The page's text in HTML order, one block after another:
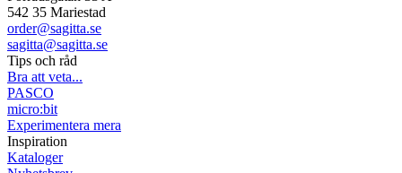
542 35 Mariestad
order@sagitta.se
sagitta@sagitta.se
Tips och råd
Bra att veta...
PASCO
micro:bit
Experimentera mera
Inspiration
Kataloger